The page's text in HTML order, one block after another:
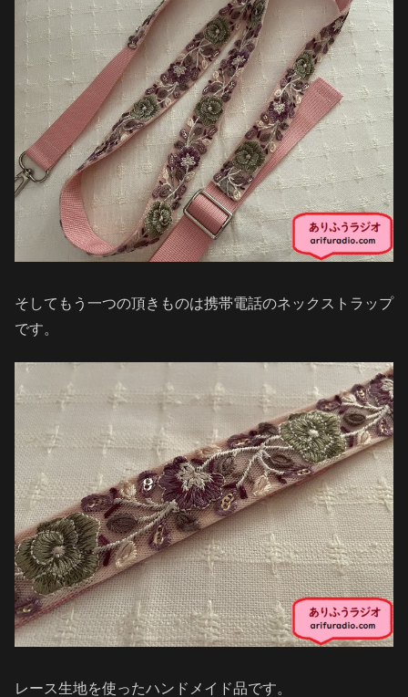
そしてもう一つの頂きものは携帯電話のネックストラップ
です。
レース生地を使ったハンドメイド品です。